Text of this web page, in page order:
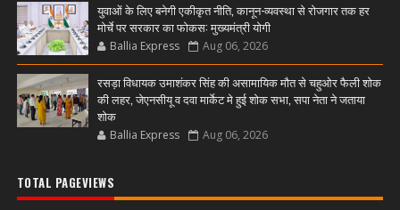
युवाओं के लिए बनेगी एकीकृत नीति, कानून-व्यवस्था से रोजगार तक हर
मोर्चे पर सरकार का फोकस: मुख्यमंत्री योगी
Ballia Express Aug 06, 2026
रसड़ा विधायक उमाशंकर सिंह की असामायिक मौत से चहुओर फैली शोक
की लहर, जेएनसीयू व दवा मार्केट मे हुई शोक सभा, सपा नेता ने जताया
शोक
Ballia Express Aug 06, 2026
TOTAL PAGEVIEWS